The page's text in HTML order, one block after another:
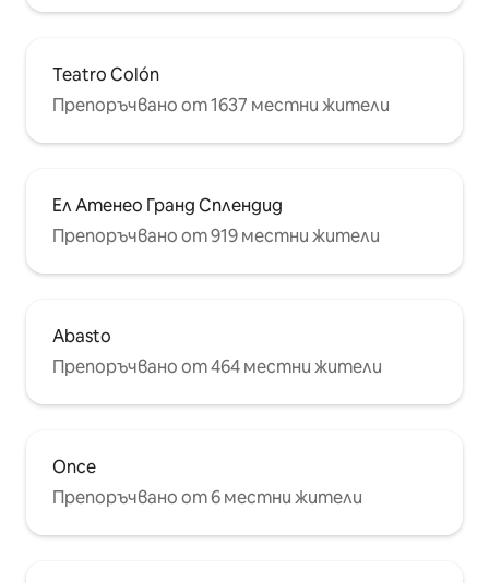
Teatro Colón
Препоръчвано от 1637 местни жители
Ел Атенео Гранд Сплендид
Препоръчвано от 919 местни жители
Abasto
Препоръчвано от 464 местни жители
Once
Препоръчвано от 6 местни жители